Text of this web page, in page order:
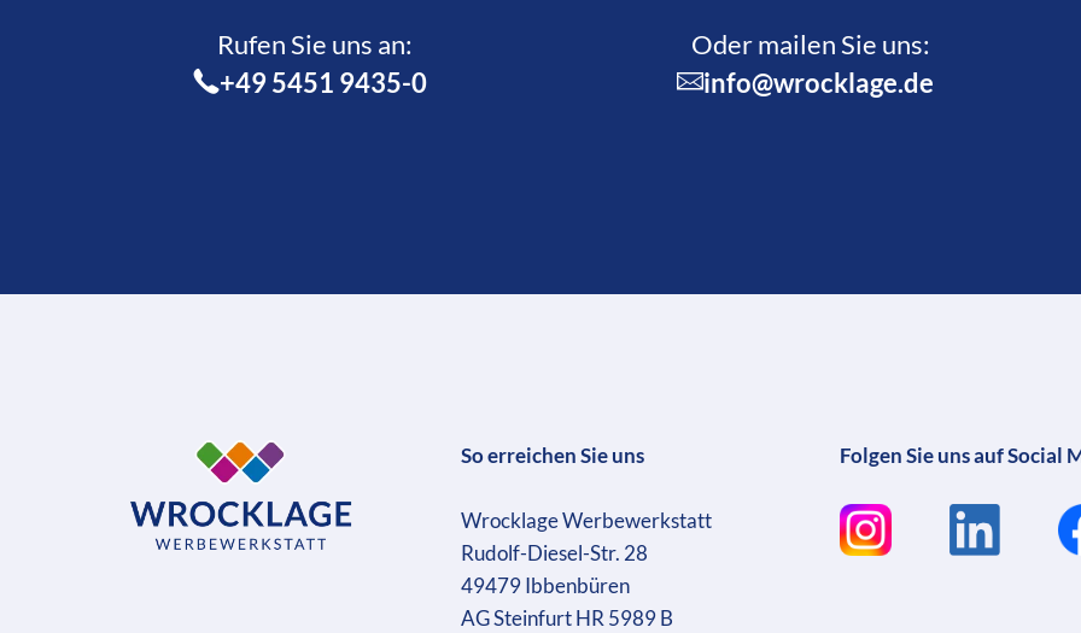
Rufen Sie uns an:­
+49 5451 9435-0
Oder mailen Sie uns:
info@wrocklage.de
So erreichen Sie uns
Wrocklage Werbewerkstatt
Rudolf-Diesel-Str. 28
49479 Ibbenbüren
AG Steinfurt HR 5989 B
Folgen Sie uns auf Social